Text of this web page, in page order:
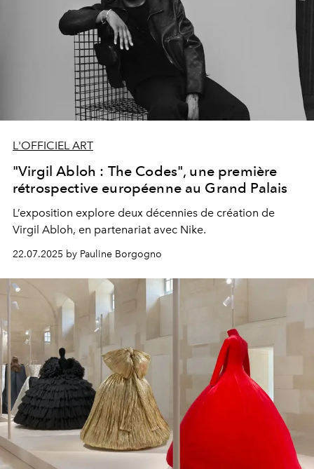
L'OFFICIEL ART
"Virgil Abloh : The Codes", une première
rétrospective européenne au Grand Palais
L’exposition explore deux décennies de création de
Virgil Abloh, en partenariat avec Nike.
22.07.2025 by Pauline Borgogno